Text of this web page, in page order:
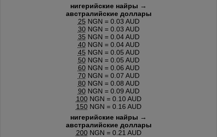
нигерийские найры →
австралийские доллары
25 NGN = 0.03 AUD
30NGN = 0.03 AUD
35 NGN = 0.04 AUD
40NGN = 0.04 AUD
45 NGN = 0.05 AUD
50NGN = 0.05 AUD
60NGN = 0.06 AUD
70NGN = 0.07 AUD
80NGN = 0.08 AUD
90NGN = 0.09 AUD
100NGN = 0.10 AUD
150NGN = 0.16 AUD
нигерийские найры →
австралийские доллары
200NGN = 0.21 AUD